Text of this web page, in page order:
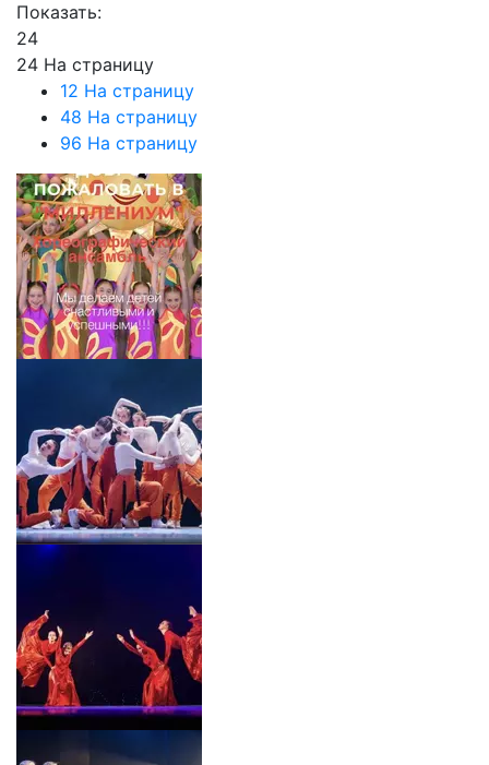
Показать:
24
24 На страницу
12 На страницу
48 На страницу
96 На страницу